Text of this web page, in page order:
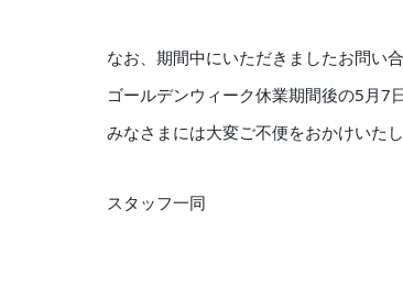
なお、期間中にいただきましたお問い
ゴールデンウィーク休業期間後の5月7
みなさまには大変ご不便をおかけいた
スタッフ一同